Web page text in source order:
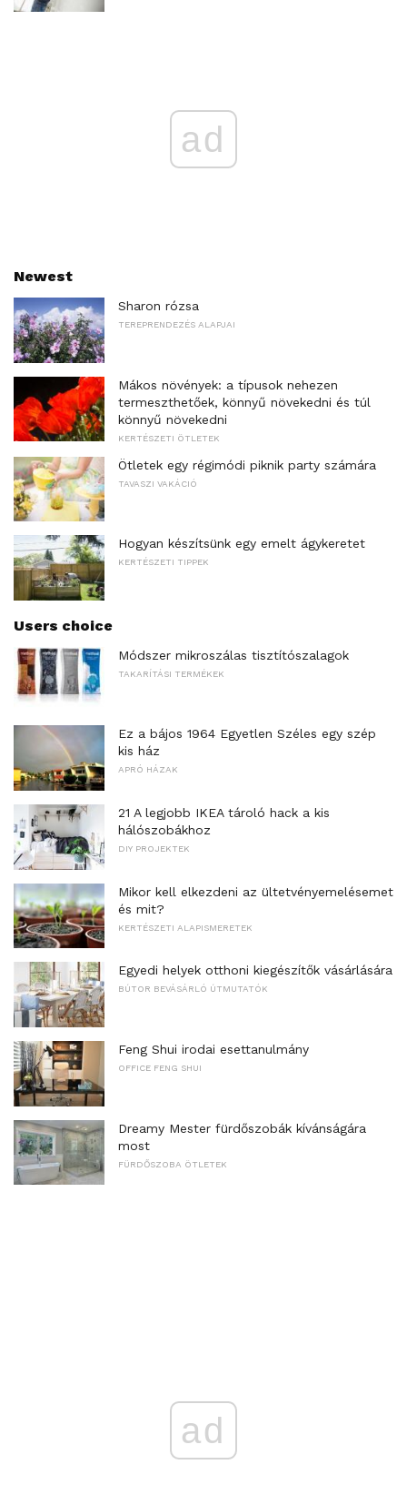
ad
Newest
Sharon rózsa
TEREPRENDEZÉS ALAPJAI
Mákos növények: a típusok nehezen
termeszthetőek, könnyű növekedni és túl
könnyű növekedni
KERTÉSZETI ÖTLETEK
Ötletek egy régimódi piknik party számára
TAVASZI VAKÁCIÓ
Hogyan készítsünk egy emelt ágykeretet
KERTÉSZETI TIPPEK
Users choice
Módszer mikroszálas tisztítószalagok
TAKARÍTÁSI TERMÉKEK
Ez a bájos 1964 Egyetlen Széles egy szép
kis ház
APRÓ HÁZAK
21 A legjobb IKEA tároló hack a kis
hálószobákhoz
DIY PROJEKTEK
Mikor kell elkezdeni az ültetvényemelésemet
és mit?
KERTÉSZETI ALAPISMERETEK
Egyedi helyek otthoni kiegészítők vásárlására
BÚTOR BEVÁSÁRLÓ ÚTMUTATÓK
Feng Shui irodai esettanulmány
OFFICE FENG SHUI
Dreamy Mester fürdőszobák kívánságára
most
FÜRDŐSZOBA ÖTLETEK
ad